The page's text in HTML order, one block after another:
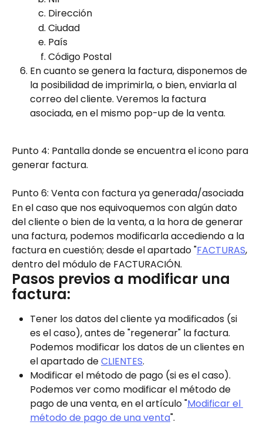
Dirección
Ciudad
País
Código Postal
En cuanto se genera la factura, disponemos de
la posibilidad de imprimirla, o bien, enviarla al
correo del cliente. Veremos la factura
asociada, en el mismo pop-up de la venta.
Punto 4: Pantalla donde se encuentra el icono para
generar factura.
Punto 6: Venta con factura ya generada/asociada
En el caso que nos equivoquemos con algún dato
del cliente o bien de la venta, a la hora de generar
una factura, podemos modificarla accediendo a la
factura en cuestión; desde el apartado "FACTURAS,
dentro del módulo de FACTURACIÓN.
Pasos previos a modificar una
factura:
Tener los datos del cliente ya modificados (si
es el caso), antes de "regenerar" la factura.
Podemos modificar los datos de un clientes en
el apartado de CLIENTES.
Modificar el método de pago (si es el caso).
Podemos ver como modificar el método de
pago de una venta, en el artículo "Modificar el
método de pago de una venta".